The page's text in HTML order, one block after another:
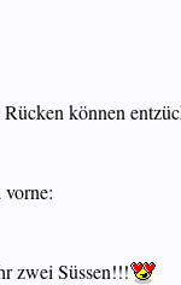
können
zwei Süssen!!!